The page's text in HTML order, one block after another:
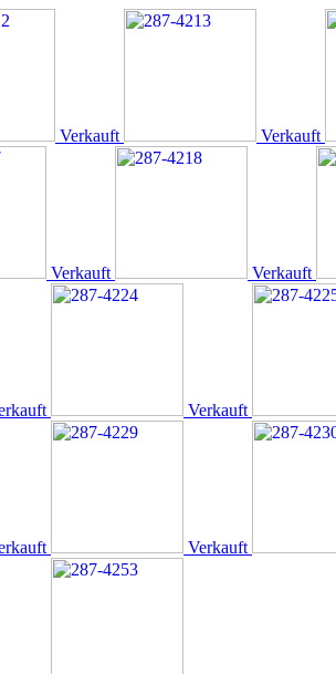
Verkauft Verkauft
Verkauft Verkauft
Verkauft
Verkauft